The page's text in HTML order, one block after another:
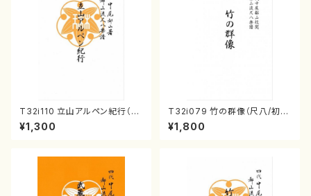
T32i110 立山アルペン紀行（尺
八/初代 石垣征山/尺八/都山式
譜）都山流公刊楽譜曲番:559
¥1,300
T32i079 竹の群像（尺八/初代
山本邦山/尺八/都山式譜）都山
流公刊楽譜曲番:528
¥1,800